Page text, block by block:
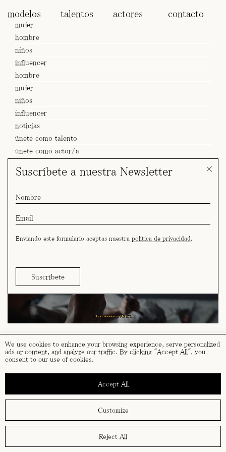
We use cookies to enhance your browsing experience, serve personalized
ads or content, and analyze our traffic. By clicking "Accept All", you
consent to our use of cookies.
Customize
Reject All
Accept All
modelos talentos actores contacto
mujer
hombre
niños
influencer
hombre
mujer
niños
influencer
noticias
únete como talento
únete como actor/a
Suscríbete a nuestra Newsletter
Enviando este formulario aceptas nuestra política de privacidad
términos y condiciones
política de cookies